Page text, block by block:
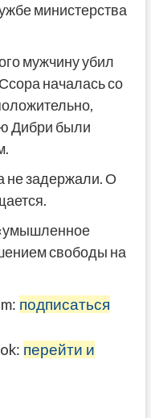
министерства
мужчину убил
началась со
Дибри были
не задержали. О
свободы на
подписаться
перейти и